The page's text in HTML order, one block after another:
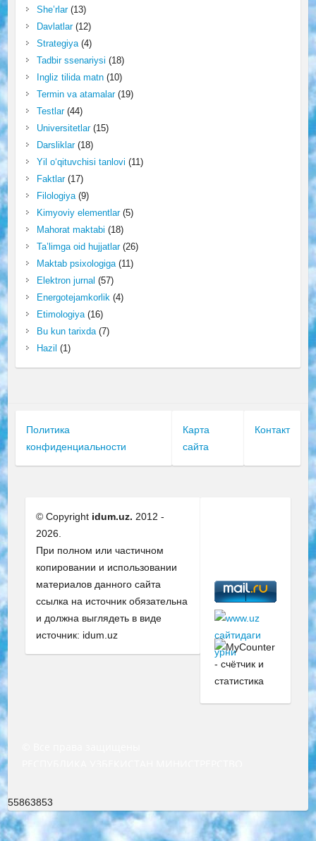
She’rlar(13)
Davlatlar(12)
Strategiya(4)
Tadbir ssenariysi (18)
Ingliz tilida matn(10)
Termin va atamalar(19)
Testlar(44)
Universitetlar(15)
Darsliklar(18)
Yil o‘qituvchisi tanlovi (11)
Faktlar(17)
Filologiya(9)
Kimyoviy elementlar(5)
Mahorat maktabi (18)
Ta’limga oid hujjatlar(26)
Maktab psixologiga(11)
Elektron jurnal (57)
Energotejamkorlik(4)
Etimologiya(16)
Bu kun tarixda(7)
Hazil (1)
Политика
конфиденциальности
Карта
сайта
Контакт
© Copyright idum.uz. 2012 -
2026.
При полном или частичном
копировании и использовании
материалов данного сайта
ссылка на источник обязательна
и должна выглядеть в виде
источник: idum.uz
55863853